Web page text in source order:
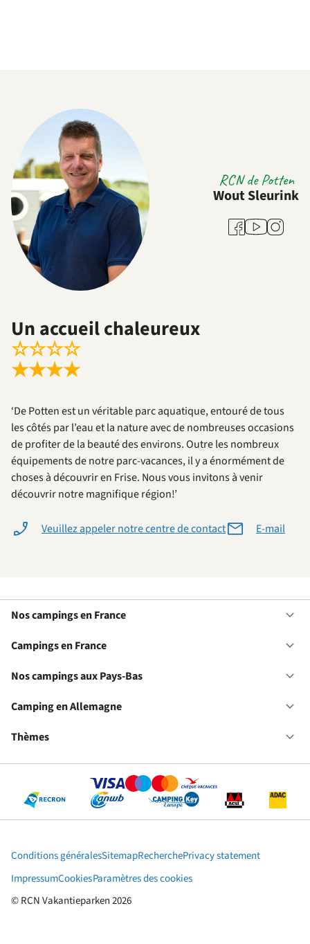
RCN de Potten
Wout Sleurink
Facebook
Youtube
Un accueil chaleureux
☆☆☆☆
★★★★
‘De Potten est un véritable parc aquatique, entouré de tous
les côtés par l’eau et la nature avec de nombreuses occasions
de profiter de la beauté des environs. Outre les nombreux
équipements de notre parc-vacances, il y a énormément de
choses à découvrir en Frise. Nous vous invitons à venir
découvrir notre magnifique région!’
Veuillez appeler notre centre de contact E-mail
Nos campings en France
Campings en France
Nos campings aux Pays-Bas
Camping en Allemagne
Thèmes
© RCN Vakantieparken 2026
Conditions généralesSitemapRecherchePrivacy statement
ImpressumCookiesParamètres des cookies